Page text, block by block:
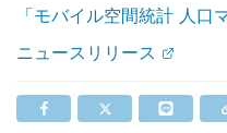
「モバイル空間統計 人口
ニュースリリース